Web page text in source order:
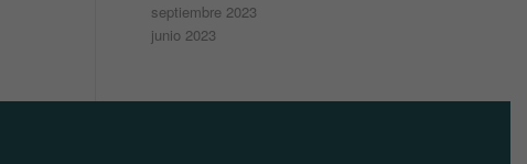
septiembre 2023
junio 2023